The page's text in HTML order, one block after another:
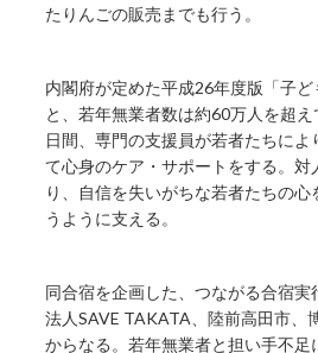
たりんごの販売までも行う。
内閣府が定めた平成26年度版「子
と、若年無業者数は約60万人を超
日間、専門の支援員が若者たちに
て心身のケア・サポートをする。対
り、自信を失いがちな若者たちの
うように支える。
同合宿を企画した、つながる合宿実
法人SAVE TAKATA、陸前高田市、
からなる。若年無業者と担い手不足